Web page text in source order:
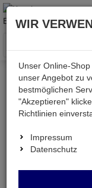
Menü
Weiter einkaufen
A2179HBT-TC
WIR
Unser Online-
unser Angebot zu
bestmöglichen
"Akzeptieren"
Richtlinien
Impressum
Datenschutz